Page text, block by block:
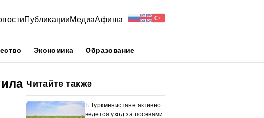
ПубликацииМедиаАфиша
Экономика Образование
Читайте также
В Туркменистане активно
ведется уход за посевами